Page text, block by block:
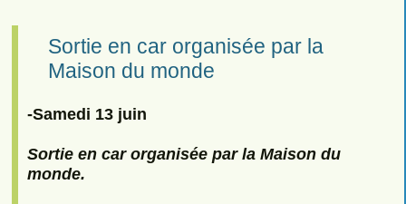
Sortie en car organisée par la
Maison du monde
-Samedi 13 juin
Sortie en car organisée par la Maison du
monde.